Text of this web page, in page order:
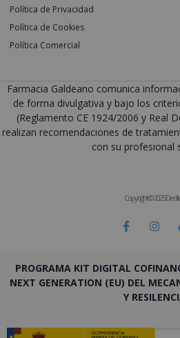
Política de Privacidad
Política de Cookies
Política Comercial
Farmacia Galdeano comunica
de forma divulgativa y bajo los
(Reglamento CE 1924/2006 y Real
realizan recomendaciones de
con su profesional
Copyright © 2025
PROGRAMA KIT DIGITAL
NEXT GENERATION (EU) DEL
Y